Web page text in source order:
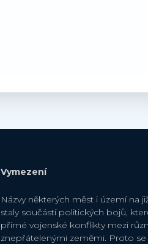
Vymezení
Názvy některých měst i území na
staly součástí politických bojů,
přímé vojenské konflikty mezi
znepřátelenými zeměmi. Proto